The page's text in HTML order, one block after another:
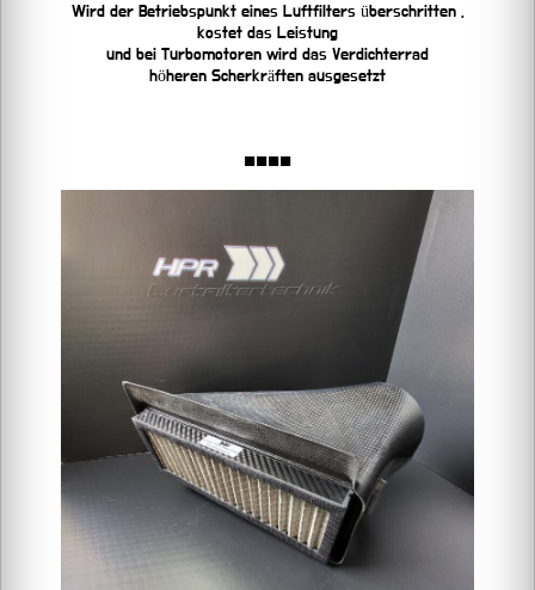
Wird der Betriebspunkt eines Luftfilters überschritten ,
kostet das Leistung
und bei Turbomotoren wird das Verdichterrad
höheren Scherkräften ausgesetzt
■■■■